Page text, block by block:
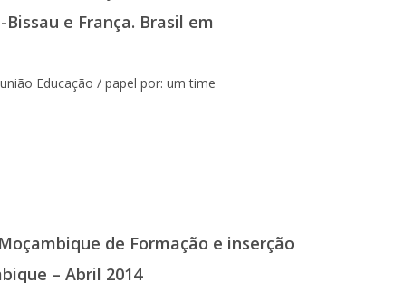
e França. Brasil em
Educação / papel por: um time
de Formação e inserção
– Abril 2014